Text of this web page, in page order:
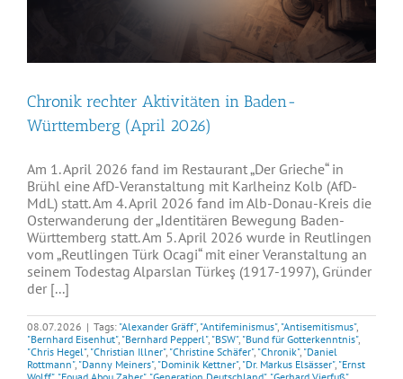
Chronik rechter Aktivitäten in Baden-
Württemberg (April 2026)
Am 1. April 2026 fand im Restaurant „Der Grieche“ in
Brühl eine AfD-Veranstaltung mit Karlheinz Kolb (AfD-
MdL) statt. Am 4. April 2026 fand im Alb-Donau-Kreis die
Osterwanderung der „Identitären Bewegung Baden-
Württemberg statt. Am 5. April 2026 wurde in Reutlingen
vom „Reutlingen Türk Ocagi“ mit einer Veranstaltung an
seinem Todestag Alparslan Türkeş (1917-1997), Gründer
der [...]
08.07.2026 | Tags: "Alexander Gräff", "Antifeminismus", "Antisemitismus",
"Bernhard Eisenhut", "Bernhard Pepperl", "BSW", "Bund für Gotterkenntnis",
"Chris Hegel", "Christian Illner", "Christine Schäfer", "Chronik", "Daniel
Rottmann", "Danny Meiners", "Dominik Kettner", "Dr. Markus Elsässer", "Ernst